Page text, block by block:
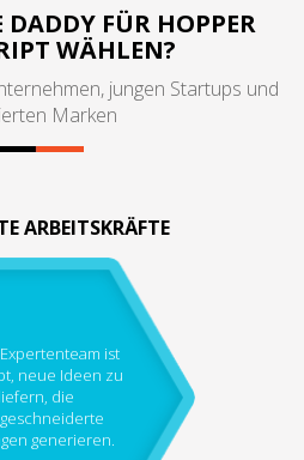
FÜR HOPPER
WÄHLEN?
jungen Startups und
Marken
ARBEITSKRÄFTE
ist
neue Ideen zu
liefern, die
generieren.